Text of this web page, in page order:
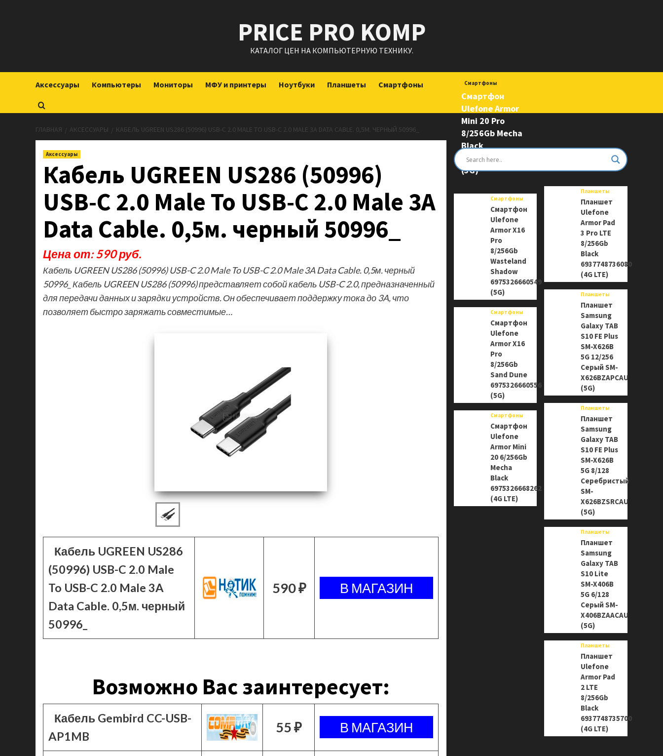
PRICE PRO KOMP
КАТАЛОГ ЦЕН НА КОМПЬЮТЕРНУЮ ТЕХНИКУ.
Аксессуары Компьютеры Мониторы МФУ и принтеры Ноутбуки Планшеты Смартфоны
ГЛАВНАЯ АКСЕССУАРЫ КАБЕЛЬ UGREEN US286 (50996) USB-C 2.0 MALE TO USB-C 2.0 MALE 3A DATA CABLE. 0,5М. ЧЕРНЫЙ 50996_
Аксессуары
Кабель UGREEN US286 (50996)
USB-C 2.0 Male To USB-C 2.0 Male 3A
Data Cable. 0,5м. черный 50996_
Цена от: 590 руб.
Кабель UGREEN US286 (50996) USB-C 2.0 Male To USB-C 2.0 Male 3A Data Cable. 0,5м. черный
50996_ Кабель UGREEN US286 (50996) представляет собой кабель USB-C 2.0, предназначенный
для передачи данных и зарядки устройств. Он обеспечивает поддержку тока до 3A, что
позволяет быстро заряжать совместимые…
Кабель UGREEN US286
(50996) USB-C 2.0 Male
To USB-C 2.0 Male 3A
Data Cable. 0,5м. черный
50996_
590 ₽
Возможно Вас заинтересует:
Кабель Gembird CC-USB-
AP1MB
55 ₽
Смартфоны
Смартфон
Ulefone Armor
Mini 20 Pro
8/256Gb Mecha
Black
6975326663243
(5G)
Смартфоны
Смартфон
Ulefone
Armor X16
Pro
8/256Gb
Wasteland
Shadow
6975326660549
(5G)
Смартфоны
Смартфон
Ulefone
Armor X16
Pro
8/256Gb
Sand Dune
6975326660556
(5G)
Смартфоны
Смартфон
Ulefone
Armor Mini
20 6/256Gb
Mecha
Black
6975326668262
(4G LTE)
Планшеты
Планшет
Ulefone
Armor Pad
3 Pro LTE
8/256Gb
Black
6937748736080
(4G LTE)
Планшеты
Планшет
Samsung
Galaxy TAB
S10 FE Plus
SM-X626B
5G 12/256
Серый SM-
X626BZAPCAU
(5G)
Планшеты
Планшет
Samsung
Galaxy TAB
S10 FE Plus
SM-X626B
5G 8/128
Серебристый
SM-
X626BZSRCAU
(5G)
Планшеты
Планшет
Samsung
Galaxy TAB
S10 Lite
SM-X406B
5G 6/128
Серый SM-
X406BZAACAU
(5G)
Планшеты
Планшет
Ulefone
Armor Pad
2 LTE
8/256Gb
Black
6937748735700
(4G LTE)